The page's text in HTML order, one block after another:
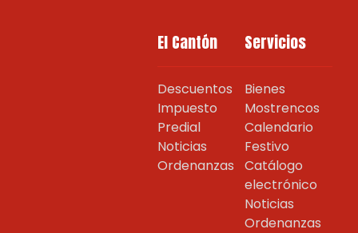
El Cantón
Descuentos
Impuesto
Predial
Noticias
Ordenanzas
Servicios
Bienes
Mostrencos
Calendario
Festivo
Catálogo
electrónico
Noticias
Ordenanzas